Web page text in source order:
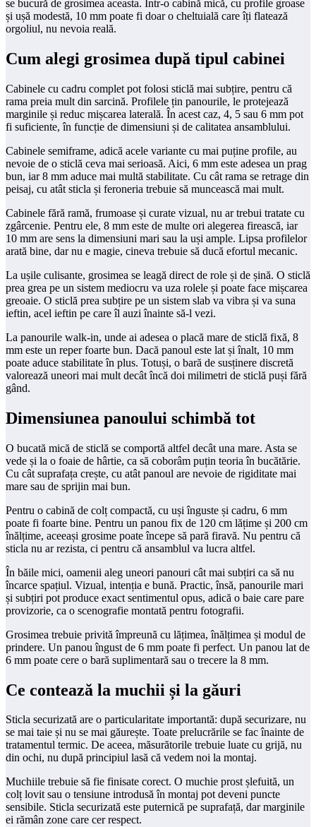
se bucură de grosimea aceasta. Într-o cabină mică, cu profile groase
și ușă modestă, 10 mm poate fi doar o cheltuială care îți flatează
orgoliul, nu nevoia reală.
Cum alegi grosimea după tipul cabinei
Cabinele cu cadru complet pot folosi sticlă mai subțire, pentru că
rama preia mult din sarcină. Profilele țin panourile, le protejează
marginile și reduc mișcarea laterală. În acest caz, 4, 5 sau 6 mm pot
fi suficiente, în funcție de dimensiuni și de calitatea ansamblului.
Cabinele semiframe, adică acele variante cu mai puține profile, au
nevoie de o sticlă ceva mai serioasă. Aici, 6 mm este adesea un prag
bun, iar 8 mm aduce mai multă stabilitate. Cu cât rama se retrage din
peisaj, cu atât sticla și feroneria trebuie să muncească mai mult.
Cabinele fără ramă, frumoase și curate vizual, nu ar trebui tratate cu
zgârcenie. Pentru ele, 8 mm este de multe ori alegerea firească, iar
10 mm are sens la dimensiuni mari sau la uși ample. Lipsa profilelor
arată bine, dar nu e magie, cineva trebuie să ducă efortul mecanic.
La ușile culisante, grosimea se leagă direct de role și de șină. O sticlă
prea grea pe un sistem mediocru va uza rolele și poate face mișcarea
greoaie. O sticlă prea subțire pe un sistem slab va vibra și va suna
ieftin, acel ieftin pe care îl auzi înainte să-l vezi.
La panourile walk-in, unde ai adesea o placă mare de sticlă fixă, 8
mm este un reper foarte bun. Dacă panoul este lat și înalt, 10 mm
poate aduce stabilitate în plus. Totuși, o bară de susținere discretă
valorează uneori mai mult decât încă doi milimetri de sticlă puși fără
gând.
Dimensiunea panoului schimbă tot
O bucată mică de sticlă se comportă altfel decât una mare. Asta se
vede și la o foaie de hârtie, ca să coborâm puțin teoria în bucătărie.
Cu cât suprafața crește, cu atât panoul are nevoie de rigiditate mai
mare sau de sprijin mai bun.
Pentru o cabină de colț compactă, cu uși înguste și cadru, 6 mm
poate fi foarte bine. Pentru un panou fix de 120 cm lățime și 200 cm
înălțime, aceeași grosime poate începe să pară firavă. Nu pentru că
sticla nu ar rezista, ci pentru că ansamblul va lucra altfel.
În băile mici, oamenii aleg uneori panouri cât mai subțiri ca să nu
încarce spațiul. Vizual, intenția e bună. Practic, însă, panourile mari
și subțiri pot produce exact sentimentul opus, adică o baie care pare
provizorie, ca o scenografie montată pentru fotografii.
Grosimea trebuie privită împreună cu lățimea, înălțimea și modul de
prindere. Un panou îngust de 6 mm poate fi perfect. Un panou lat de
6 mm poate cere o bară suplimentară sau o trecere la 8 mm.
Ce contează la muchii și la găuri
Sticla securizată are o particularitate importantă: după securizare, nu
se mai taie și nu se mai găurește. Toate prelucrările se fac înainte de
tratamentul termic. De aceea, măsurătorile trebuie luate cu grijă, nu
din ochi, nu după principiul lasă că vedem noi la montaj.
Muchiile trebuie să fie finisate corect. O muchie prost șlefuită, un
colț lovit sau o tensiune introdusă în montaj pot deveni puncte
sensibile. Sticla securizată este puternică pe suprafață, dar marginile
ei rămân zone care cer respect.